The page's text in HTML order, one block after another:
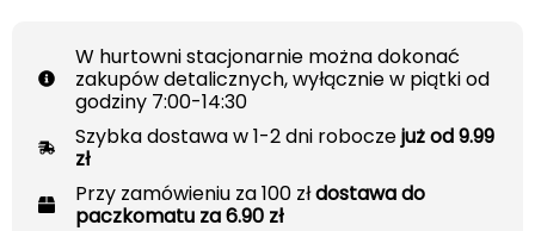
W hurtowni stacjonarnie można dokonać
zakupów detalicznych, wyłącznie w piątki od
godziny 7:00-14:30
Szybka dostawa w 1-2 dni roboczejuż od 9.99
zł
Przy zamówieniu za 100 złdostawa do
paczkomatu za 6.90 zł